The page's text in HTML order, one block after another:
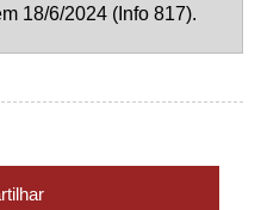
18/6/2024 (Info 817).